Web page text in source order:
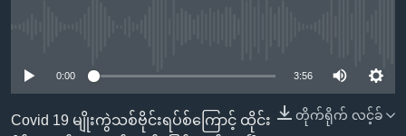
စာမျက်နှာ
0:00 3:56
တိုက်ရိုက် လင့်ခ်
Covid 19 မျိုးကွဲသစ်ဗိုင်းရပ်စ်ကြောင့် ထိုင်း